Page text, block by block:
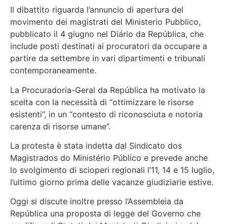
Il dibattito riguarda l’annuncio di apertura del
movimento dei magistrati del Ministerio Pubblico,
pubblicato il 4 giugno nel Diário da República, che
include posti destinati ai procuratori da occupare a
partire da settembre in vari dipartimenti e tribunali
contemporaneamente.
La Procuradoria-Geral da República ha motivato la
scelta con la necessità di “ottimizzare le risorse
esistenti”, in un “contesto di riconosciuta e notoria
carenza di risorse umane”.
La protesta è stata indetta dal Sindicato dos
Magistrados do Ministério Público e prevede anche
lo svolgimento di scioperi regionali l’11, 14 e 15 luglio,
l’ultimo giorno prima delle vacanze giudiziarie estive.
Oggi si discute inoltre presso l’Assembleia da
República una proposta di legge del Governo che